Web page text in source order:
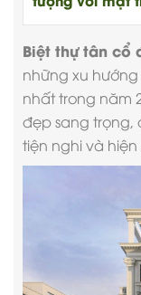
Biệt thự tân cổ
những xu
nhất trong năm
đẹp sang trọng,
tiện nghi và